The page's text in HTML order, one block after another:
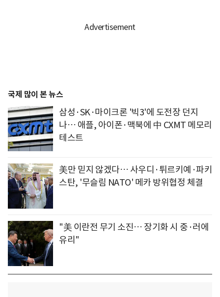
국제 많이 본 뉴스
삼성·SK·마이크론 '빅3'에 도전장 던지
나… 애플, 아이폰·맥북에 中 CXMT 메모리
테스트
美만 믿지 않겠다… 사우디·튀르키예·파키
스탄, '무슬림 NATO' 메카 방위협정 체결
"美 이란전 무기 소진… 장기화 시 중·러에
유리"